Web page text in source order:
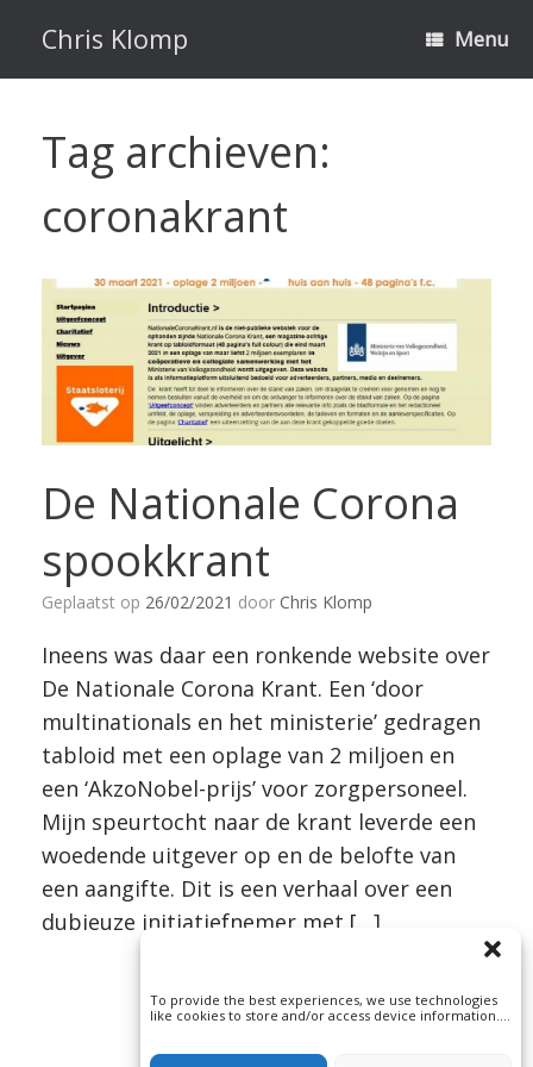
To provide the best experiences, we use technologies
like cookies to store and/or access device information.
on this site. Not consenting or withdrawing consent, may
inhoud
Chris Klomp Menu
Tag archieven:
coronakrant
De Nationale Corona
spookkrant
Geplaatst op 26/02/2021 door Chris Klomp
Ineens was daar een ronkende website over
De Nationale Corona Krant. Een ‘door
multinationals en het ministerie’ gedragen
tabloid met een oplage van 2 miljoen en
een ‘AkzoNobel-prijs’ voor zorgpersoneel.
Mijn speurtocht naar de krant leverde een
woedende uitgever op en de belofte van
een aangifte. Dit is een verhaal over een
dubieuze initiatiefnemer met […]